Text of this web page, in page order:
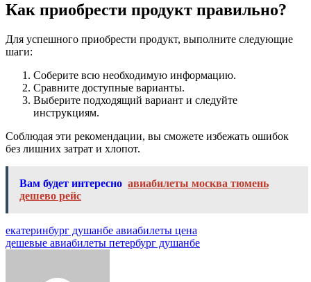
Как приобрести продукт правильно?
Для успешного приобрести продукт, выполните следующие
шаги:
Соберите всю необходимую информацию.
Сравните доступные варианты.
Выберите подходящий вариант и следуйте
инструкциям.
Соблюдая эти рекомендации, вы сможете избежать ошибок
без лишних затрат и хлопот.
Вам будет интересно авиабилеты москва тюмень
дешево рейс
Навигация
по
екатеринбург душанбе авиабилеты цена
дешевые авиабилеты петербург душанбе